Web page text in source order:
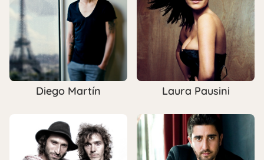
Diego Martín Laura Pausini